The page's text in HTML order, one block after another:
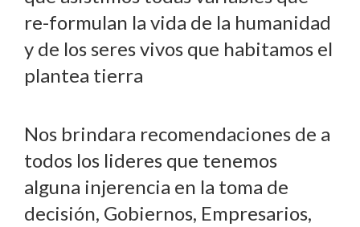
re-formulan la vida de la humanidad
y de los seres vivos que habitamos el
plantea tierra
Nos brindara recomendaciones de a
todos los lideres que tenemos
alguna injerencia en la toma de
decisión, Gobiernos, Empresarios,